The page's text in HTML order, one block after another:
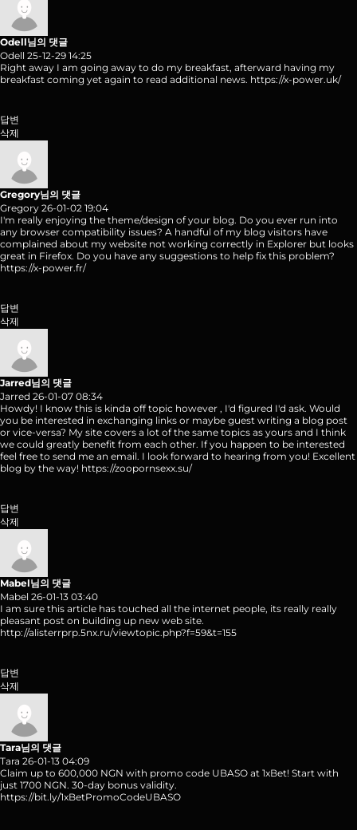
Odell님의 댓글
Odell 25-12-29 14:25
Right away I am going away to do my breakfast, afterward having my
breakfast coming yet again to read additional news. https://x-power.uk/
답변
삭제
Gregory님의 댓글
Gregory 26-01-02 19:04
I'm really enjoying the theme/design of your blog. Do you ever run into
any browser compatibility issues? A handful of my blog visitors have
complained about my website not working correctly in Explorer but looks
great in Firefox. Do you have any suggestions to help fix this problem?
https://x-power.fr/
답변
삭제
Jarred님의 댓글
Jarred 26-01-07 08:34
Howdy! I know this is kinda off topic however , I'd figured I'd ask. Would
you be interested in exchanging links or maybe guest writing a blog post
or vice-versa? My site covers a lot of the same topics as yours and I think
we could greatly benefit from each other. If you happen to be interested
feel free to send me an email. I look forward to hearing from you! Excellent
blog by the way! https://zoopornsexx.su/
답변
삭제
Mabel님의 댓글
Mabel 26-01-13 03:40
I am sure this article has touched all the internet people, its really really
pleasant post on building up new web site.
http://alisterrprp.5nx.ru/viewtopic.php?f=59&t=155
답변
삭제
Tara님의 댓글
Tara 26-01-13 04:09
Claim up to 600,000 NGN with promo code UBASO at 1xBet! Start with
just 1700 NGN. 30-day bonus validity.
https://bit.ly/1xBetPromoCodeUBASO